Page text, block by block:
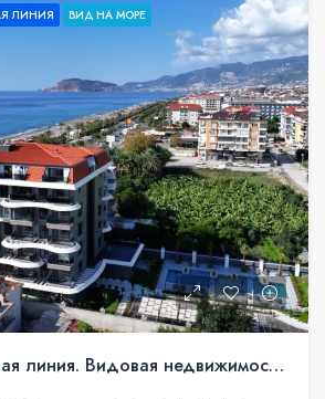
ЛИНИЯ ВИД НА МОРЕ
Первая береговая линия. Видовая недвижимость под гражданство